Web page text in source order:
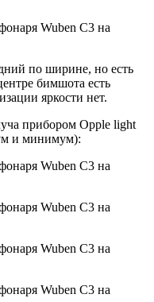
по ширине, но есть
бимшота есть
яркости нет.
прибором Opple light
и минимум):